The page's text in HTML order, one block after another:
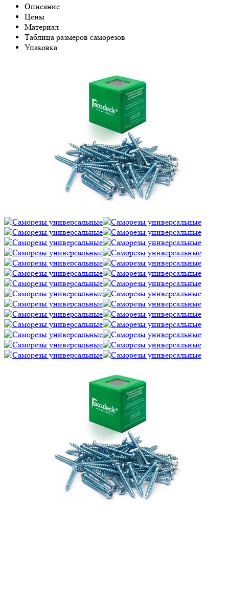
Описание
Цены
Материал
Таблица размеров саморезов
Упаковка